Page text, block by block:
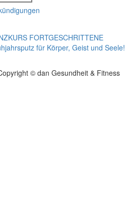
FORTGESCHRITTENE
für Körper, Geist und Seele!
© dan Gesundheit & Fitness